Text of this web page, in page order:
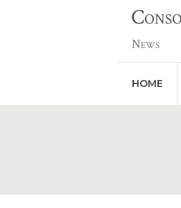
News
HOME